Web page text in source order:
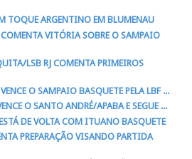
TOQUE ARGENTINO EM BLUMENAU
VITÓRIA SOBRE O SAMPAIO
LSB RJ COMENTA PRIMEIROS
O SAMPAIO BASQUETE PELA LBF ...
O SANTO ANDRÉ/APABA E SEGUE ...
DE VOLTA COM ITUANO BASQUETE
PREPARAÇÃO VISANDO PARTIDA